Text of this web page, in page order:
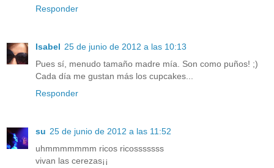
Responder
Isabel 25 de junio de 2012 a las 10:13
Pues sí, menudo tamaño madre mía. Son como puños! ;)
Cada día me gustan más los cupcakes...
Responder
su 25 de junio de 2012 a las 11:52
uhmmmmmmm ricos ricosssssss
vivan las cerezas¡¡